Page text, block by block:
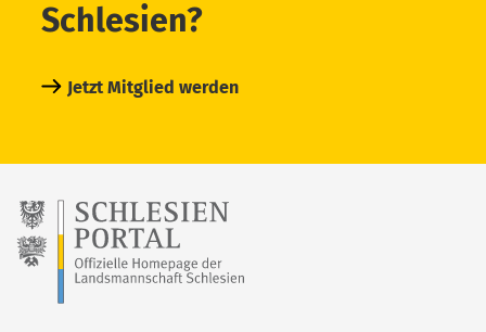
Schlesien?
Jetzt Mitglied werden